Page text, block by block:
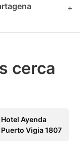
+
cerca
Hotel Ayenda
Puerto Vigia 1807